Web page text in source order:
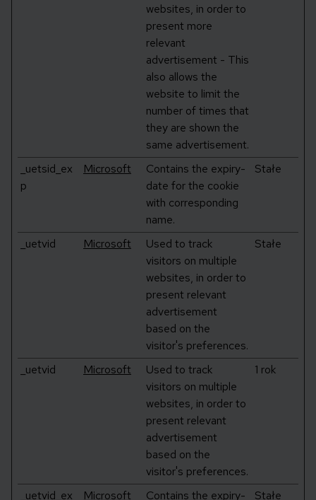
websites, in order to
present more
relevant
advertisement - This
also allows the
website to limit the
number of times that
they are shown the
same advertisement.
_uetsid_ex
p
Microsoft
Contains the expiry-
date for the cookie
with corresponding
name.
Stałe
_uetvid Microsoft
Used to track
visitors on multiple
websites, in order to
present relevant
advertisement
based on the
visitor's preferences.
Stałe
_uetvid Microsoft
Used to track
visitors on multiple
websites, in order to
present relevant
advertisement
based on the
visitor's preferences.
1 rok
_uetvid_ex
Microsoft
Contains the expiry-
Stałe